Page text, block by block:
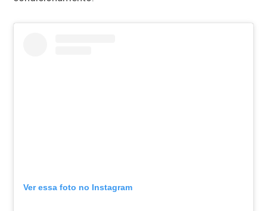
Ver essa foto no Instagram